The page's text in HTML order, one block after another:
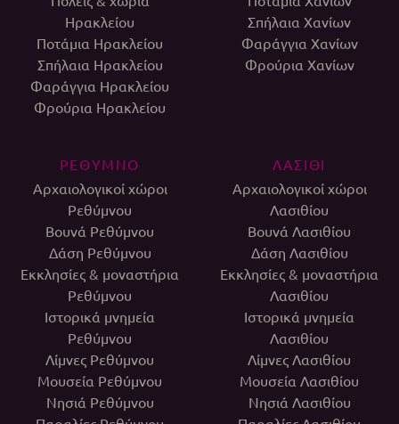
Ηρακλείου
Ποτάμια Ηρακλείου
Σπήλαια Ηρακλείου
Φαράγγια Ηρακλείου
Φρούρια Ηρακλείου
Σπήλαια Χανίων
Φαράγγια Χανίων
Φρούρια Χανίων
ΡΕΘΥΜΝΟ
Αρχαιολογικοί χώροι
Ρεθύμνου
Βουνά Ρεθύμνου
Δάση Ρεθύμνου
Εκκλησίες & μοναστήρια
Ρεθύμνου
Ιστορικά μνημεία
Ρεθύμνου
Λίμνες Ρεθύμνου
Μουσεία Ρεθύμνου
Νησιά Ρεθύμνου
ΛΑΣΙΘΙ
Αρχαιολογικοί χώροι
Λασιθίου
Βουνά Λασιθίου
Δάση Λασιθίου
Εκκλησίες & μοναστήρια
Λασιθίου
Ιστορικά μνημεία
Λασιθίου
Λίμνες Λασιθίου
Μουσεία Λασιθίου
Νησιά Λασιθίου